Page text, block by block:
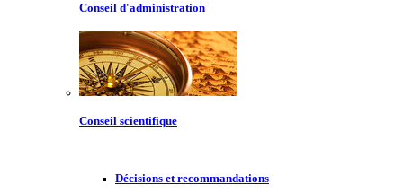
Conseil d'administration
Conseil scientifique
Décisions et recommandations